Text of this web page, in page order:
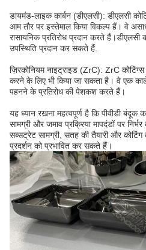
डायमंड-लाइक कार्बन (डीएलसी): डीएलसी
आम तौर पर इस्तेमाल किया विकल्प हैं। वे
रासायनिक प्रतिरोध प्रदान करते
उपस्थिति प्रदान कर सकते हैं.
ज़िरकोनियम नाइट्राइड (ZrC): ZrC
करने के लिए भी किया जा सकता है। वे एक
पहनने के प्रतिरोध की पेशकश करते हैं।
यह ध्यान रखना महत्वपूर्ण है कि पीवीडी बंदूक
सामग्री और जमाव प्रक्रिया मापदंडों पर
सब्सट्रेट सामग्री, सतह की तैयारी और
प्रदर्शन को प्रभावित कर सकते हैं।